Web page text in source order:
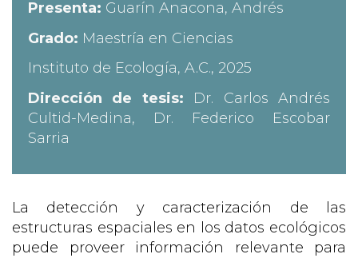
Presenta: Guarín Anacona, Andrés
Grado: Maestría en Ciencias
Instituto de Ecología, A.C., 2025
Dirección de tesis: Dr. Carlos Andrés
Cultid-Medina, Dr. Federico Escobar
Sarria
La detección y caracterización de las
estructuras espaciales en los datos ecológicos
puede proveer información relevante para